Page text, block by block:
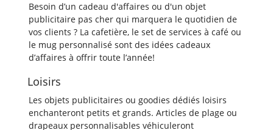
Besoin d’un cadeau d'affaires ou d'un objet
publicitaire pas cher qui marquera le quotidien de
vos clients ? La cafetière, le set de services à café ou
le mug personnalisé sont des idées cadeaux
d’affaires à offrir toute l’année!
Loisirs
Les objets publicitaires ou goodies dédiés loisirs
enchanteront petits et grands. Articles de plage ou
drapeaux personnalisables véhiculeront